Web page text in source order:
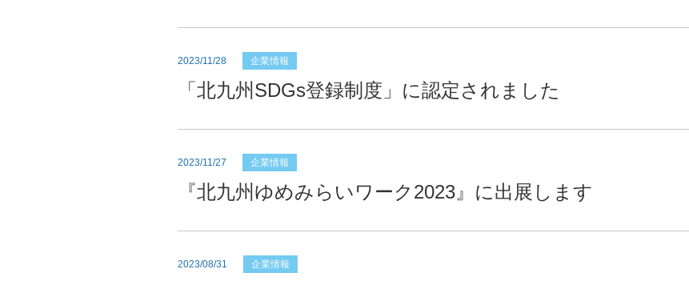
2023/11/28 企業情報
「北九州SDGs登録制度」に認定されました
2023/11/27 企業情報
『北九州ゆめみらいワーク2023』に出展します
2023/08/31 企業情報